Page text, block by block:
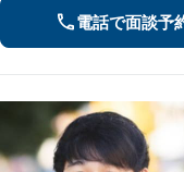
電話で面談予